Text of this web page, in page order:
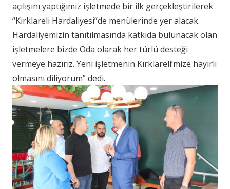
açılışını yaptığımız işletmede bir ilk gerçekleştirilerek
“Kırklareli Hardaliyesi”de menülerinde yer alacak.
Hardaliyemizin tanıtılmasında katkıda bulunacak olan
işletmelere bizde Oda olarak her türlü desteği
vermeye hazırız. Yeni işletmenin Kırklareli’mize hayırlı
olmasını diliyorum” dedi.